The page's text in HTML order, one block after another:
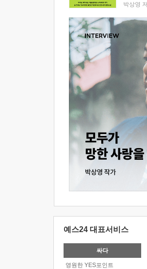
박상영 저
예스24 대표서비스
싸다
영원한 YES포인트